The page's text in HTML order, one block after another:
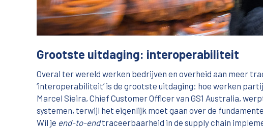
Grootste uitdaging: interoperabiliteit
Overal ter wereld werken bedrijven en overheid aan meer
‘interoperabiliteit’ is de grootste uitdaging: hoe werken
Marcel Sieira, Chief Customer Officer van GS1 Australia,
systemen, terwijl het eigenlijk moet gaan over de
Wil je end-to-endtraceerbaarheid in de supply chain